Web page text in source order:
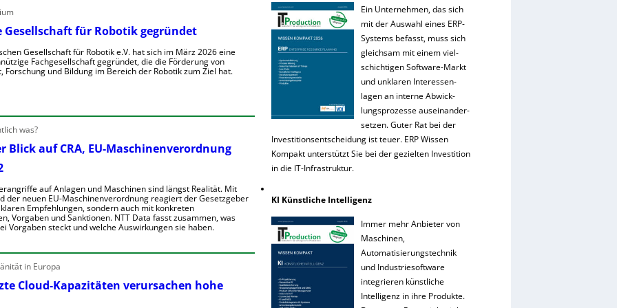
Gesellschaft für Robotik gegründet
Gesellschaft für Robotik e.V. hat sich im März 2026 eine
Fachgesellschaft gegründet, die die Förderung von
Forschung und Bildung im Bereich der Robotik zum Ziel hat.
was?
Blick auf CRA, EU-Maschinenverordnung
auf Anlagen und Maschinen sind längst Realität. Mit
der neuen EU-Maschinenverordnung reagiert der Gesetzgeber
Empfehlungen, sondern auch mit konkreten
Vorgaben und Sanktionen. NTT Data fasst zusammen, was
Vorgaben steckt und welche Auswirkungen sie haben.
in Europa
Cloud-Kapazitäten verursachen hohe
Ein Unternehmen, das sich
mit der Auswahl eines ERP-
Systems befasst, muss sich
gleichsam mit einem viel-
schichtigen Software-Markt
und unklaren Interessen-
lagen an interne Abwick-
lungsprozesse auseinander-
setzen. Guter Rat bei der
Investitionsentscheidung ist teuer. ERP Wissen
Kompakt unterstützt Sie bei der gezielten Investition
in die IT-Infrastruktur.
KI Künstliche Intelligenz
Immer mehr Anbieter von
Maschinen,
Automatisierungstechnik
und Industriesoftware
integrieren künstliche
Intelligenz in ihre Produkte.